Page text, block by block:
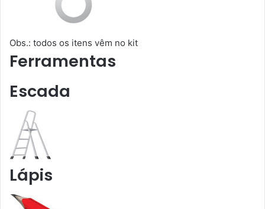
Obs.: todos os itens vêm no kit
Ferramentas
Escada
Lápis